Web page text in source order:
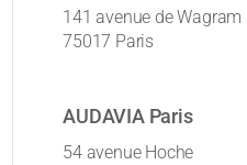
141 avenue de Wagram
75017 Paris
AUDAVIA Paris
54 avenue Hoche